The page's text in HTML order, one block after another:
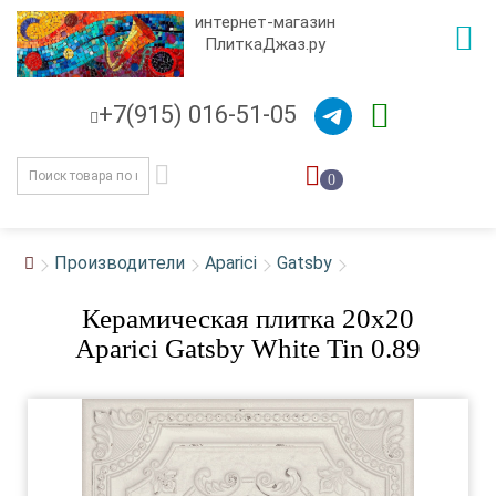
интернет-магазин
ПлиткаДжаз.ру
+7(915) 016-51-05
0
Производители Aparici Gatsby
Керамическая плитка 20x20
Aparici Gatsby White Tin 0.89